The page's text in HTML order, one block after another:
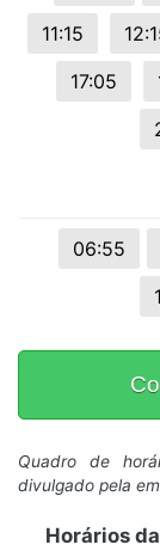
11:15
17:05
06:55
Quadro de
divulgado pela
Horários